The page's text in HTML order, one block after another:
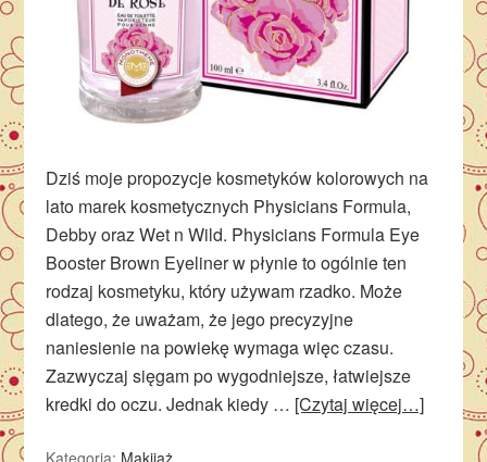
Dziś moje propozycje kosmetyków kolorowych na
lato marek kosmetycznych Physicians Formula,
Debby oraz Wet n Wild. Physicians Formula Eye
Booster Brown Eyeliner w płynie to ogólnie ten
rodzaj kosmetyku, który używam rzadko. Może
dlatego, że uważam, że jego precyzyjne
naniesienie na powiekę wymaga więc czasu.
Zazwyczaj sięgam po wygodniejsze, łatwiejsze
kredki do oczu. Jednak kiedy … [Czytaj więcej…]
Kategoria: Makijaż